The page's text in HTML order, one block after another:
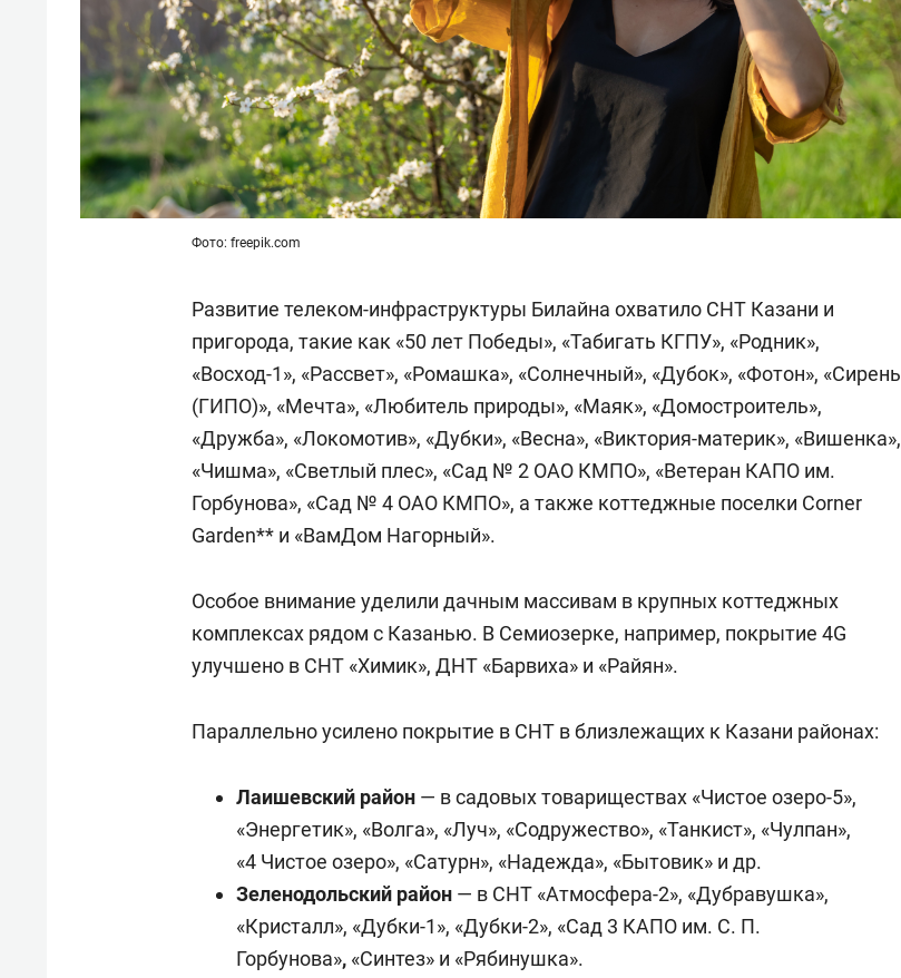
Фото: freepik.com
Развитие телеком-инфраструктуры Билайна охватило СНТ Казани и
пригорода, такие как «50 лет Победы», «Табигать КГПУ», «Родник»,
«Восход-1», «Рассвет», «Ромашка», «Солнечный», «Дубок», «Фотон», «Сирень
(ГИПО)», «Мечта», «Любитель природы», «Маяк», «Домостроитель»,
«Дружба», «Локомотив», «Дубки», «Весна», «Виктория-материк», «Вишенка»,
«Чишма», «Светлый плес», «Сад № 2 ОАО КМПО», «Ветеран КАПО им.
Горбунова», «Сад № 4 ОАО КМПО», а также коттеджные поселки Corner
Garden** и «ВамДом Нагорный».
Особое внимание уделили дачным массивам в крупных коттеджных
комплексах рядом с Казанью. В Семиозерке, например, покрытие 4G
улучшено в СНТ «Химик», ДНТ «Барвиха» и «Райян».
Параллельно усилено покрытие в СНТ в близлежащих к Казани районах:
Лаишевский район — в садовых товариществах «Чистое озеро-5»,
«Энергетик», «Волга», «Луч», «Содружество», «Танкист», «Чулпан»,
«4 Чистое озеро», «Сатурн», «Надежда», «Бытовик» и др.
Зеленодольский район — в СНТ «Атмосфера-2», «Дубравушка»,
«Кристалл», «Дубки-1», «Дубки-2», «Сад 3 КАПО им. С. П.
Горбунова», «Синтез» и «Рябинушка».